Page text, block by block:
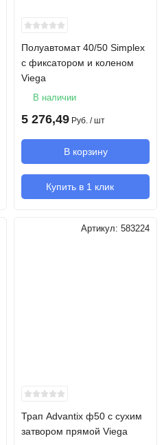
Полуавтомат 40/50 Simplex
с фиксатором и коленом
Viega
В наличии
5 276,49 Руб. / шт
В корзину
Купить в 1 клик
Артикул: 583224
Трап Advantix ф50 с сухим
затвором прямой Viega